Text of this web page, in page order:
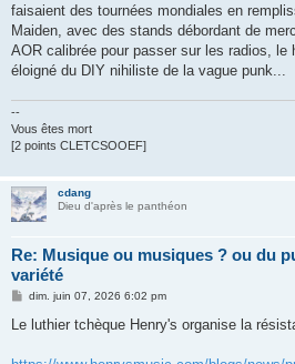
faisaient des tournées mondiales en
Maiden, avec des stands débordant de
AOR calibrée pour passer sur les radios, le
éloigné du DIY nihiliste de la vague punk...
--
Vous êtes mort
[2 points CLETCSOOEF]
cdang
Dieu d'après le panthéon
Re: Musique ou musiques ? ou du
variété
M
s
g
dim. juin 07, 2026 6:02 pm
Le luthier tchèque Henry's organise la